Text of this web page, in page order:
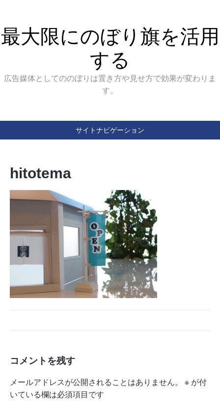
最大限にのぼり旗を活用
する
広告媒体としてののぼりは置き方や見せ方で効果が変わりま
す。
サイトナビゲーション
hitotema
コメントを残す
メールアドレスが公開されることはありません。 ※ が付
いている欄は必須項目です